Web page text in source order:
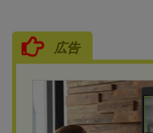
広告